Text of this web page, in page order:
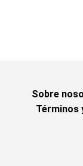
Sobre
Términos